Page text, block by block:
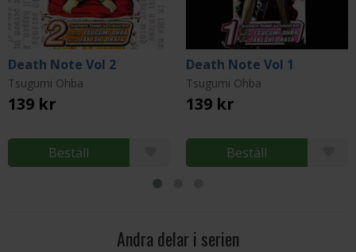
Death Note Vol 2
Tsugumi Ohba
139 kr
Beställ
Death Note Vol 1
Tsugumi Ohba
139 kr
Beställ
Andra delar i serien